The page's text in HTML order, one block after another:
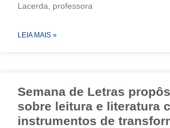
Lacerda, professora
LEIA MAIS »
Semana de Letras
sobre leitura e literatura
instrumentos de